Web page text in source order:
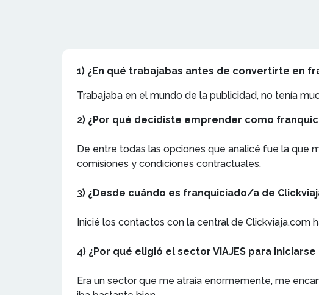
1) ¿En qué trabajabas antes de convertirte en
Trabajaba en el mundo de la publicidad, no tenía
2) ¿Por qué decidiste emprender como
De entre todas las opciones que analicé fue la que
comisiones y condiciones contractuales.
3) ¿Desde cuándo es franquiciado/a de
Inicié los contactos con la central de Clickviaja.com
4) ¿Por qué eligió el sector VIAJES para
Era un sector que me atraía enormemente, me